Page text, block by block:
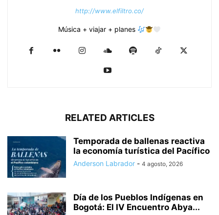
http://www.elfiltro.co/
Música + viajar + planes
RELATED ARTICLES
Temporada de ballenas reactiva
la economía turística del Pacífico
Anderson Labrador - 4 agosto, 2026
Día de los Pueblos Indígenas en
Bogotá: El IV Encuentro Abya...